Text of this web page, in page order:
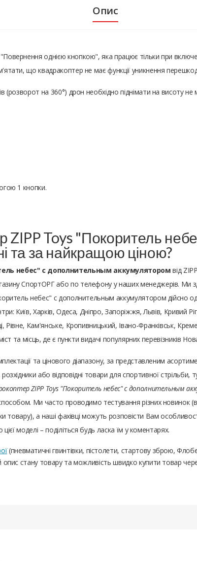
Опис
однією кнопкою", яка працює тільки при
що квадракоптер не має функції уникнення
(розворот на 360°) дрон необхідно піднімати на висоту
1 кнопки.
ZIPP Toys "Покоритель
та за найкращою ціною?
небес" с дополнительным аккумулятором від
СпортОРГ або по телефону у наших менеджерів. Ми
небес" с дополнительным аккумулятором дійсно
Київ, Харків, Одеса, Дніпро, Запоріжжя, Львів, Кривий
Кам'янське, Кропивницький, Івано-Франківськ,
та місць, де є пункти видачі популярних
та цінового діапазону, за представленим
або відповідні товари для спортивної
ZIPP Toys "Покоритель небес" с дополнительным
Ми часто проводимо тестування різних новинок
а наші фахівці можуть розповісти Вам
моделі – поділіться будь ласка їм у коментарях.
(пневматичні гвинтівки, пістолети, стартову зброю,
опис стану товару та можливість швидко купити товар